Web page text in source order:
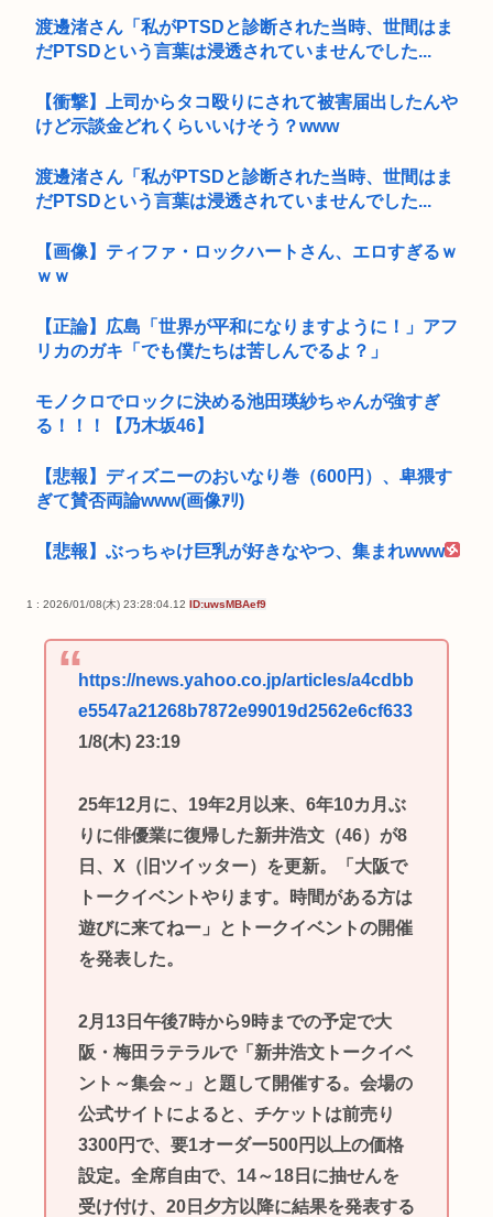
渡邊渚さん「私がPTSDと診断された当時、世間はま
だPTSDという言葉は浸透されていませんでした...
【衝撃】上司からタコ殴りにされて被害届出したんや
けど示談金どれくらいいけそう？www
渡邊渚さん「私がPTSDと診断された当時、世間はま
だPTSDという言葉は浸透されていませんでした...
【画像】ティファ・ロックハートさん、エロすぎるｗ
ｗｗ
【正論】広島「世界が平和になりますように！」アフ
リカのガキ「でも僕たちは苦しんでるよ？」
モノクロでロックに決める池田瑛紗ちゃんが強すぎ
る！！！【乃木坂46】
【悲報】ディズニーのおいなり巻（600円）、卑猥す
ぎて賛否両論www(画像ｱﾘ)
【悲報】ぶっちゃけ巨乳が好きなやつ、集まれwww
1 : 2026/01/08(木) 23:28:04.12 ID:uwsMBAef9
https://news.yahoo.co.jp/articles/a4cdbb
e5547a21268b7872e99019d2562e6cf633
1/8(木) 23:19
25年12月に、19年2月以来、6年10カ月ぶ
りに俳優業に復帰した新井浩文（46）が8
日、X（旧ツイッター）を更新。「大阪で
トークイベントやります。時間がある方は
遊びに来てねー」とトークイベントの開催
を発表した。
2月13日午後7時から9時までの予定で大
阪・梅田ラテラルで「新井浩文トークイベ
ント～集会～」と題して開催する。会場の
公式サイトによると、チケットは前売り
3300円で、要1オーダー500円以上の価格
設定。全席自由で、14～18日に抽せんを
受け付け、20日夕方以降に結果を発表する